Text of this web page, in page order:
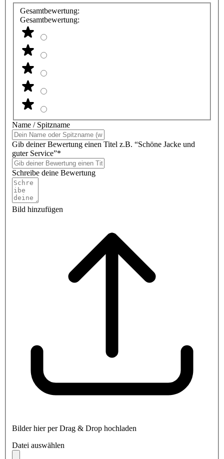
Gesamtbewertung:
Gesamtbewertung:
Name / Spitzname
Gib deiner Bewertung einen Titel z.B. “Schöne Jacke und
guter Service”*
Schreibe deine Bewertung
Bild hinzufügen
Bilder hier per Drag & Drop hochladen
Datei auswählen